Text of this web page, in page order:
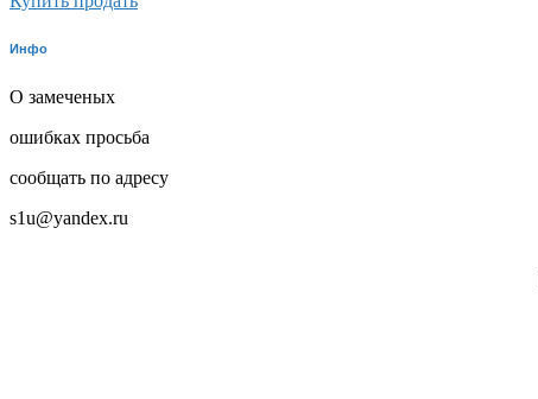
Инфо
О замеченых
ошибках просьба
сообщать по адресу
s1u@yandex.ru